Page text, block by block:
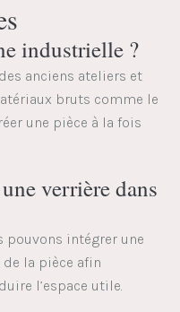
industrielle ?
anciens ateliers et
bruts comme le
une pièce à la fois
verrière dans
pouvons intégrer une
la pièce afin
l’espace utile.